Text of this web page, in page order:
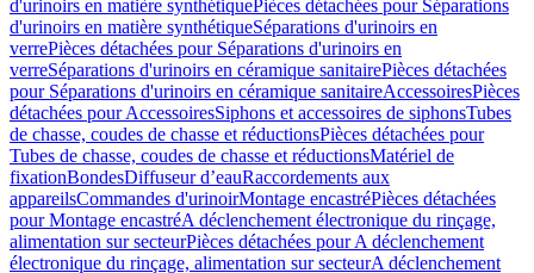
d'urinoirs en matière synthétiquePièces détachées pour Séparations
d'urinoirs en matière synthétiqueSéparations d'urinoirs en
verrePièces détachées pour Séparations d'urinoirs en
verreSéparations d'urinoirs en céramique sanitairePièces détachées
pour Séparations d'urinoirs en céramique sanitaireAccessoiresPièces
détachées pour AccessoiresSiphons et accessoires de siphonsTubes
de chasse, coudes de chasse et réductionsPièces détachées pour
Tubes de chasse, coudes de chasse et réductionsMatériel de
fixationBondesDiffuseur d’eauRaccordements aux
appareilsCommandes d'urinoirMontage encastréPièces détachées
pour Montage encastréA déclenchement électronique du rinçage,
alimentation sur secteurPièces détachées pour A déclenchement
électronique du rinçage, alimentation sur secteurA déclenchement